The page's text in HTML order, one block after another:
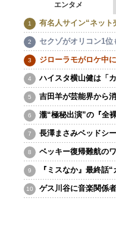
エンタメ
有名人サイン“ネット
セクゾがオリコン1
ジローラモがロケ中
ハイスタ横山健は「
吉田羊が芸能界から
瀧“極秘出演”の『全
長澤まさみベッドシ
ベッキー復帰難航の
『ミスなか』最終話
ゲス川谷に音楽関係